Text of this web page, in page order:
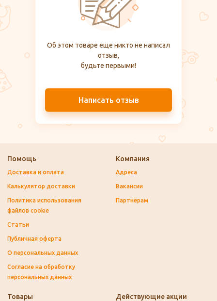
Об этом товаре еще никто не написал
отзыв,
будьте первыми!
Написать отзыв
Помощь
Доставка и оплата
Калькулятор доставки
Политика использования
файлов cookie
Статьи
Публичная оферта
О персональных данных
Согласие на обработку
персональных данных
Компания
Адреса
Вакансии
Партнёрам
Товары Действующие акции